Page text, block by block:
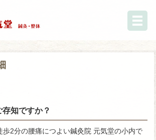
知ですか？
歩2分の腰痛につよい鍼灸院 元気堂の小内で